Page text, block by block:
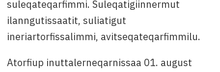
suleqateqarfimmi. Suleqatigiinnermut
ilanngutissaatit, suliatigut
ineriartorfissalimmi, avitseqateqarfimmilu.
Atorfiup inuttalerneqarnissaa 01. august